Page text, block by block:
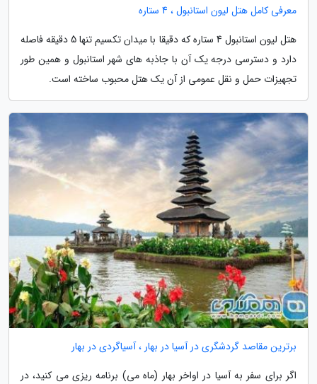
معرفی کامل هتل لیون استانبول ، 4 ستاره
هتل لیون استانبول 4 ستاره که دقیقا با میدان تکسیم تنها 5 دقیقه فاصله
دارد و دسترسی درجه یک آن با جاذبه های شهر استانبول و همین طور
تجهیزات حمل و نقل عمومی از آن یک هتل محبوب ساخته است.
برترین مقاصد گردشگری در آسیا در بهار ، آسیاگردی در بهار
اگر برای سفر به آسیا در اواخر بهار (ماه می) برنامه ریزی می کنید، در